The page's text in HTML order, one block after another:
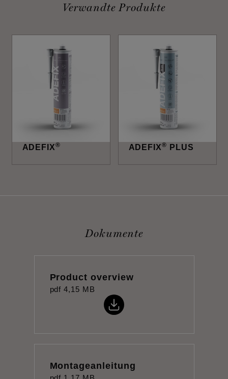
Verwandte Produkte
ADEFIX® ADEFIX® PLUS
Dokumente
Product overview
pdf 4,15 MB
Montageanleitung